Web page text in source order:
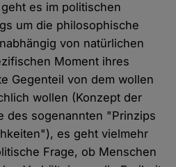
es im politischen
um die philosophische
von natürlichen
Moment ihres
Gegenteil von dem wollen
wollen (Konzept der
des sogenannten "Prinzips
es geht vielmehr
Frage, ob Menschen